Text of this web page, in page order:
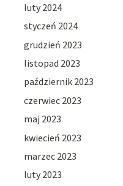
luty 2024
styczeń 2024
grudzień 2023
listopad 2023
październik 2023
czerwiec 2023
maj 2023
kwiecień 2023
marzec 2023
luty 2023